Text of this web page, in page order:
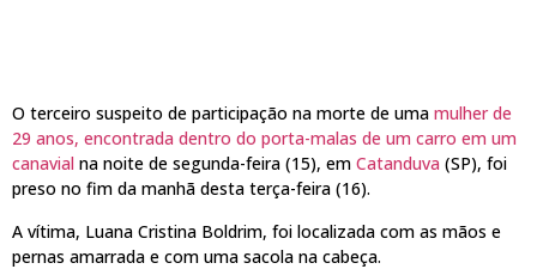
O terceiro suspeito de participação na morte de uma mulher de
29 anos, encontrada dentro do porta-malas de um carro em um
canavial na noite de segunda-feira (15), em Catanduva (SP), foi
preso no fim da manhã desta terça-feira (16).
A vítima, Luana Cristina Boldrim, foi localizada com as mãos e
pernas amarrada e com uma sacola na cabeça.